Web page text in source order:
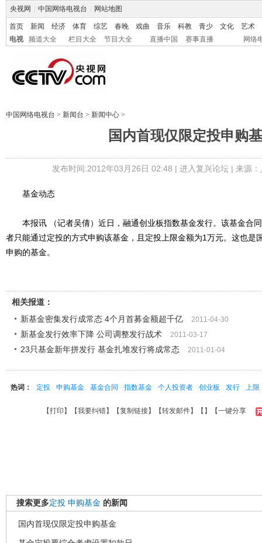
央视网 中国网络电视台 网站地图
首页 新闻 经济 体育 综艺 春晚 戏曲 音乐 科教 青少 文化
艺术
电视
频道大全 栏目大全 节目大全 直播中国 赛事直播 网络
中国网络电视台 > 新闻台 > 新闻中心 >
国内首现仅限定投申购
发布时间:2012年03月26日 02:48 | 进入复兴论坛| 来源
基金动态
本报讯 （记者吴倩）近日，融通创业板指数基金发行。该基金合
者只能通过定投的方式申购该基金，且定投上限金额为1万元。这也是
申购的基金。
相关报道：
新基金密集发行成常态 4个月首募金额超千亿
2011-04-30
新基金发行效率下降 公司调整发行战术 2011-03-17
23只基金新年拼发行 基金扎堆发行将成常态 2011-01-04
热词： 定投 申购基金 基金合同 指数基金 个人投资者 创业板 发行 上限
【打印 】【我要纠错】【复制链接】【转发邮件】【 】 【一键分享
搜索更多定投 申购基金 的新闻
国内首现仅限定投申购基金